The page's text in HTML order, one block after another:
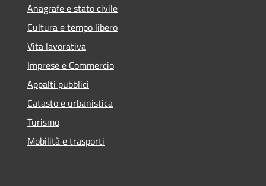
Anagrafe e stato civile
Cultura e tempo libero
Vita lavorativa
Imprese e Commercio
Appalti pubblici
Catasto e urbanistica
Turismo
Mobilità e trasporti